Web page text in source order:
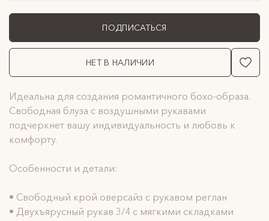
ПОДПИСАТЬСЯ
НЕТ В НАЛИЧИИ
Идеальна для создания романтичного бохо-образа.
Свободная блуза с воздушными рукавами
подчеркнет вашу индивидуальность и любовь к
комфорту.
Особенности и детали:
• Свободный крой оверсайз с рукавом реглан
• Двухъярусный рукав 3/4 с мягкими складками